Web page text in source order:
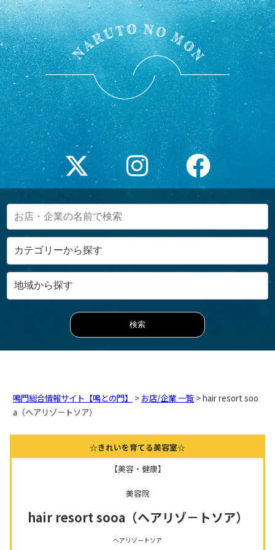
鳴門総合情報サイト【鳴との門】 > お店/企業 一覧 > hair resort soo
a（ヘアリゾ－トソア）
☆きれいを育てる美容室☆
【美容・健康】
美容院
hair resort sooa（ヘアリゾ－トソア）
ヘアリゾートソア